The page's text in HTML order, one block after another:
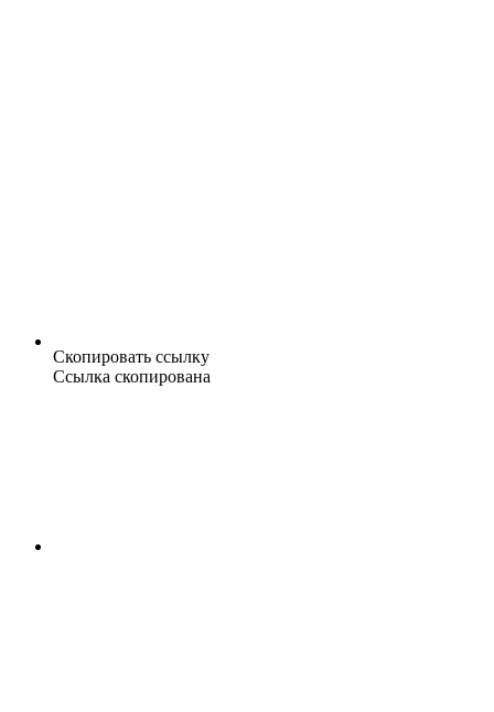
Скопировать ссылку
Ссылка скопирована